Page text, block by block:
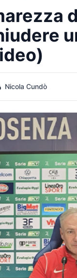
Nicola Cundò